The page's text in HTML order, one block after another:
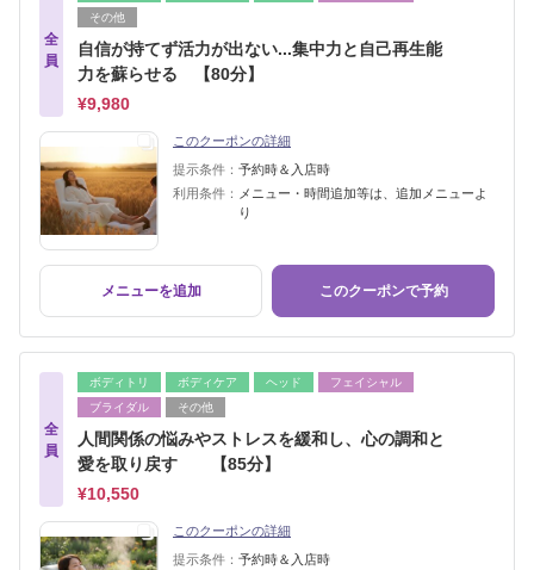
全
員
その他
自信が持てず活力が出ない...集中力と自己再生能
力を蘇らせる 【80分】
¥9,980
このクーポンの詳細
提示条件： 予約時＆入店時
利用条件：
メニュー・時間追加等は、追加メニューよ
り
メニューを追加 このクーポンで予約
全
員
ボディトリ ボディケア ヘッド
フェイシャル
ブライダル
その他
人間関係の悩みやストレスを緩和し、心の調和と
愛を取り戻す 【85分】
¥10,550
このクーポンの詳細
提示条件： 予約時＆入店時